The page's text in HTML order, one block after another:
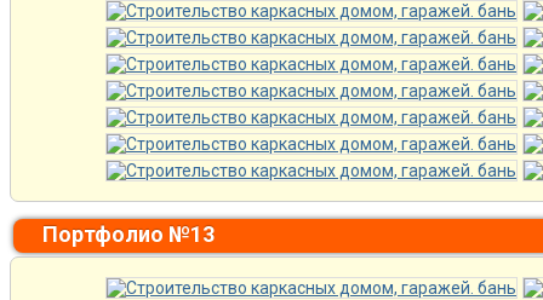
Портфолио №13